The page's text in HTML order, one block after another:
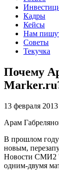
Кадры
Кейсы
Нам
Советы
Текучка
Почему
13 февраля
Арам
В прошлом
новым,
Новости СМИ2
одним-двумя